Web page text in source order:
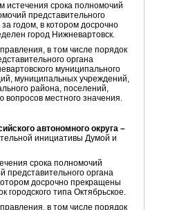
истечения срока полномочий
представительного
годом, в котором досрочно
город Нижневартовск.
в том числе порядок
органа
муниципального
муниципальных учреждений,
района, поселений,
местного значения.
автономного округа –
инициативы Думой и
срока полномочий
представительного органа
досрочно прекращены
типа Октябрьское.
в том числе порядок